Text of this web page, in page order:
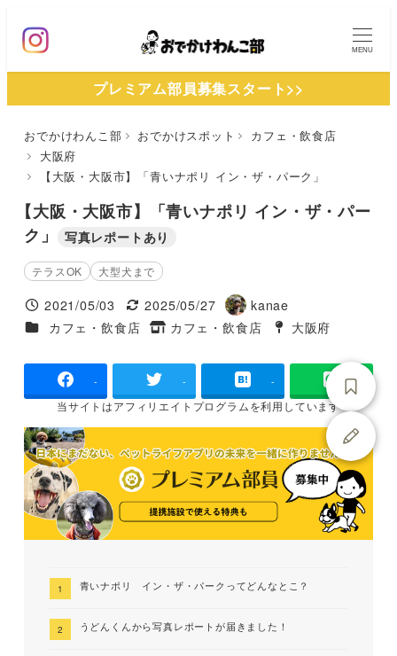
ン
MENU
プレミアム部員募集スタート>>
おでかけわんこ部 おでかけスポット
カフェ・飲食店
大阪府
【大阪・大阪市】「青いナポリ イン・ザ・パーク」
【大阪・大阪市】「青いナポリ イン・ザ・パー
ク」
写真レポートあり
テラスOK 大型犬まで
投稿日
2021/05/03
更新日
2025/05/27
著
者
kanae
施設ジャンル
カフェ・飲食店
タグ
カフェ・飲食店
タグ
大阪府
- - -
当サイトはアフィリエイトプログラムを利用しています
青いナポリ イン・ザ・パークってどんなとこ？
うどんくんから写真レポートが届きました！